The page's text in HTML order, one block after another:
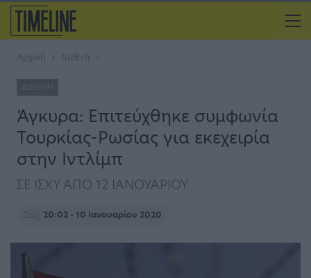
Αρχική Διεθνή
ΔΙΕΘΝΉ
Άγκυρα: Επιτεύχθηκε συμφωνία
Τουρκίας-Ρωσίας για εκεχειρία
στην Ιντλίμπ
ΣΕ ΙΣΧΥ ΑΠΟ 12 ΙΑΝΟΥΑΡΙΟΥ
Στις 20:02 - 10 Ιανουαρίου 2020